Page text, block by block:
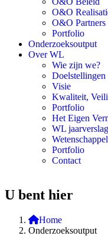
O&O
O&O Partners
Portfolio
Onderzoeksoutput
Over WL
Wie zijn we?
Doelstellingen
Visie
Kwaliteit,
Portfolio
Het Eigen
WL jaarverslag
Portfolio
Contact
U bent hier
Home
Onderzoeksoutput